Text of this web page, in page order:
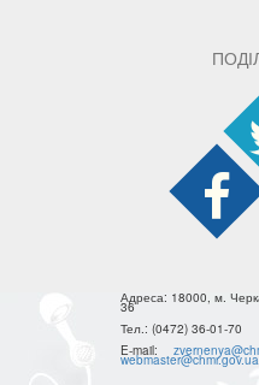
Адреса: 18000, м.
36
Тел.: (0472) 36-01-70
E-mail:
webmaster@chmr.gov.ua